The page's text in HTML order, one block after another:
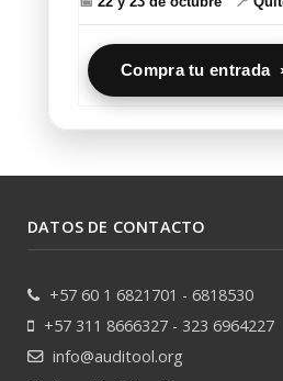
Compra tu entrada
DATOS DE CONTACTO
+57 60 1 6821701 - 6818530
+57 311 8666327 - 323 6964227
info@auditool.org